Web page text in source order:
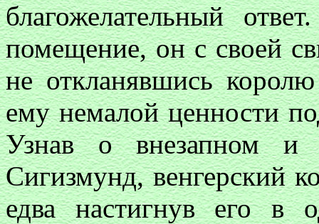
благожелательный
помещение, он с своей
не откланявшись
ему немалой ценности
Узнав о внезапном и
Сигизмунд, венгерский
едва настигнув его в